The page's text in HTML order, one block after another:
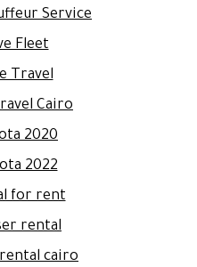
Service
Fleet
Travel
Cairo
2020
2022
for rent
rental
cairo